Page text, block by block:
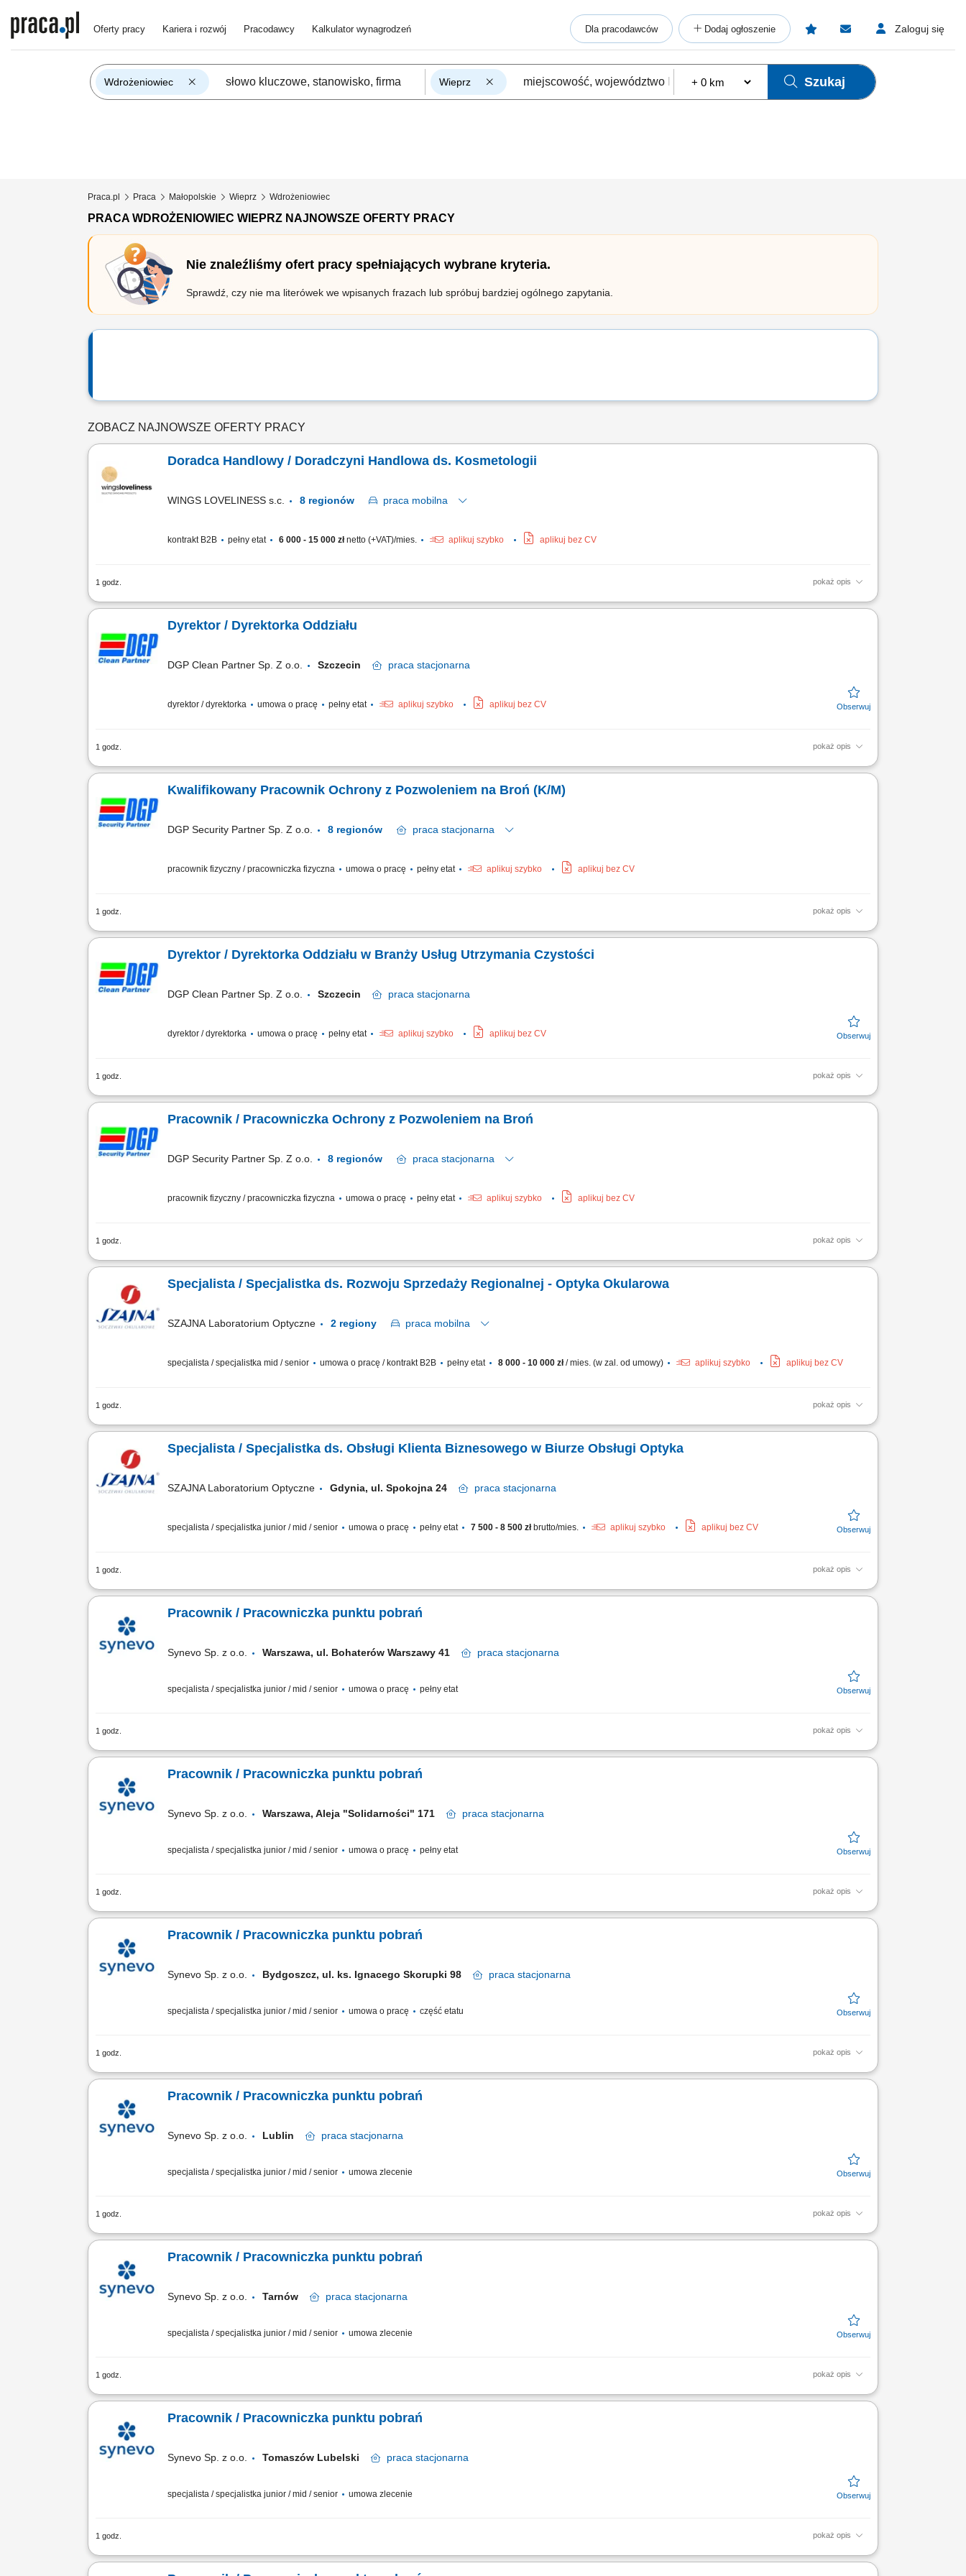
Oferty pracy Kariera i rozwój Pracodawcy Kalkulator wynagrodzeń Dla pracodawców Dodaj ogłoszenie Zaloguj się
Wdrożeniowiec Wieprz Szukaj
Praca.pl Praca Małopolskie Wieprz Wdrożeniowiec
PRACA WDROŻENIOWIEC WIEPRZ NAJNOWSZE OFERTY PRACY
Nie znaleźliśmy ofert pracy spełniających wybrane kryteria.
Sprawdź, czy nie ma literówek we wpisanych frazach lub spróbuj bardziej ogólnego zapytania.
ZOBACZ NAJNOWSZE OFERTY PRACY
Doradca Handlowy / Doradczyni Handlowa ds. Kosmetologii
WINGS LOVELINESS s.c. praca mobilna
kontrakt B2B pełny etat 6 000 - 15 000 złnetto (+VAT)/mies. aplikuj szybko aplikuj bez CV
1 godz. pokaż opis
rozwijanie sprzedaży profesjonalnych produktów z obszaru kosmetologii i medycyny estetycznej, budowanie długofalowej współpracy z gabinetami kosmetologicznymi oraz
Dyrektor / Dyrektorka Oddziału
DGP Clean Partner Sp. Z o.o. Szczecin praca stacjonarna
dyrektor / dyrektorka umowa o pracę pełny etat aplikuj szybko aplikuj bez CV
1 godz. pokaż opis
Biuro oddziału w Szczecinie Twój zakres obowiązków: W ramach pełnionej funkcji osoba zatrudniona na tym stanowisku będzie odpowiedzialna za planowanie,
Kwalifikowany Pracownik Ochrony z Pozwoleniem na Broń (K/M)
DGP Security Partner Sp. Z o.o. praca stacjonarna
pracownik fizyczny / pracowniczka fizyczna umowa o pracę pełny etat aplikuj szybko aplikuj bez CV
1 godz. pokaż opis
Opis stanowiska: Patrolowanie obiektu; Kontrolowanie ruchu pojazdów; Ochrona osób i mienia;
Dyrektor / Dyrektorka Oddziału w Branży Usług Utrzymania Czystości
DGP Clean Partner Sp. Z o.o. Szczecin praca stacjonarna
dyrektor / dyrektorka umowa o pracę pełny etat aplikuj szybko aplikuj bez CV
1 godz. pokaż opis
Biuro oddziału w Szczecinie Zakres obowiązków: Poszukujemy osoby, która będzie odpowiadać za efektywne funkcjonowanie oddziału oraz realizację usług zgodnie z
Pracownik / Pracowniczka Ochrony z Pozwoleniem na Broń
DGP Security Partner Sp. Z o.o. praca stacjonarna
pracownik fizyczny / pracowniczka fizyczna umowa o pracę pełny etat aplikuj szybko aplikuj bez CV
1 godz. pokaż opis
Na tym stanowisku będziesz odpowiedzialny/-a za: patrolowanie wyznaczonego obiektu, kontrolowanie wjazdu i wyjazdu pojazdów, ochronę osób oraz zabezpieczenie
Specjalista / Specjalistka ds. Rozwoju Sprzedaży Regionalnej - Optyka Okularowa
SZAJNA Laboratorium Optyczne praca mobilna
specjalista / specjalistka mid / senior umowa o pracę / kontrakt B2B pełny etat 8 000 - 10 000 zł/ mies. (w zal. od umowy) aplikuj szybko aplikuj bez CV
1 godz. pokaż opis
Opis stanowiska Kompleksowa opieka nad obecną siecią partnerów biznesowych oraz aktywne mapowanie rynku i pozyskiwanie nowych punktów handlowych. Dbanie o stałą
Specjalista / Specjalistka ds. Obsługi Klienta Biznesowego w Biurze Obsługi Optyka
SZAJNA Laboratorium Optyczne Gdynia, ul. Spokojna 24 praca stacjonarna
specjalista / specjalistka junior / mid / senior umowa o pracę pełny etat 7 500 - 8 500 złbrutto/mies. aplikuj szybko aplikuj bez CV
1 godz. pokaż opis
Opis stanowiska Pielęgnowanie pozytywnych i trwałych relacji biznesowych z dotychczasowymi partnerami handlowymi firmy. Zarządzanie procesem zamówień
Pracownik / Pracowniczka punktu pobrań
Synevo Sp. z o.o. Warszawa, ul. Bohaterów Warszawy 41 praca stacjonarna
specjalista / specjalistka junior / mid / senior umowa o pracę pełny etat
1 godz. pokaż opis
Opis stanowiska: Profesjonalna obsługa osób zgłaszających się na badania diagnostyczne oraz sprawna rejestracja w systemie medycznym. Sprawne wykonywanie
Pracownik / Pracowniczka punktu pobrań
Synevo Sp. z o.o. Warszawa, Aleja "Solidarności" 171​ praca stacjonarna
specjalista / specjalistka junior / mid / senior umowa o pracę pełny etat
1 godz. pokaż opis
Opis stanowiska: Profesjonalna obsługa osób zgłaszających się na badania diagnostyczne oraz sprawna rejestracja w systemie medycznym. Sprawne wykonywanie
Pracownik / Pracowniczka punktu pobrań
Synevo Sp. z o.o. Bydgoszcz, ul. ks. Ignacego Skorupki 98 praca stacjonarna
specjalista / specjalistka junior / mid / senior umowa o pracę część etatu
1 godz. pokaż opis
Opis stanowiska: Profesjonalna obsługa osób zgłaszających się na badania diagnostyczne oraz sprawna rejestracja w systemie medycznym. Sprawne wykonywanie
Pracownik / Pracowniczka punktu pobrań
Synevo Sp. z o.o. Lublin praca stacjonarna
specjalista / specjalistka junior / mid / senior umowa zlecenie
1 godz. pokaż opis
Opis stanowiska: Profesjonalna obsługa osób zgłaszających się na badania diagnostyczne oraz sprawna rejestracja w systemie medycznym. Sprawne wykonywanie
Pracownik / Pracowniczka punktu pobrań
Synevo Sp. z o.o. Tarnów praca stacjonarna
specjalista / specjalistka junior / mid / senior umowa zlecenie
1 godz. pokaż opis
Opis stanowiska: Profesjonalna obsługa osób zgłaszających się na badania diagnostyczne oraz sprawna rejestracja w systemie medycznym. Sprawne wykonywanie
Pracownik / Pracowniczka punktu pobrań
Synevo Sp. z o.o. Tomaszów Lubelski praca stacjonarna
specjalista / specjalistka junior / mid / senior umowa zlecenie
1 godz. pokaż opis
Opis stanowiska: Profesjonalna obsługa osób zgłaszających się na badania diagnostyczne oraz sprawna rejestracja w systemie medycznym. Sprawne wykonywanie